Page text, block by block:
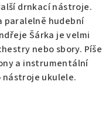
drnkací nástroje.
paralelně hudební
Šárka je velmi
nebo sbory. Píše
a instrumentální
nástroje ukulele.